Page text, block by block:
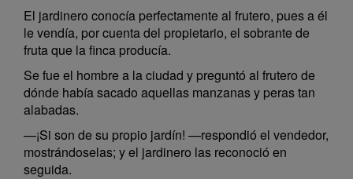
El jardinero conocía perfectamente al frutero, pues a él
le vendía, por cuenta del propietario, el sobrante de
fruta que la finca producía.
Se fue el hombre a la ciudad y preguntó al frutero de
dónde había sacado aquellas manzanas y peras tan
alabadas.
—¡Si son de su propio jardín! —respondió el vendedor,
mostrándoselas; y el jardinero las reconoció en
seguida.